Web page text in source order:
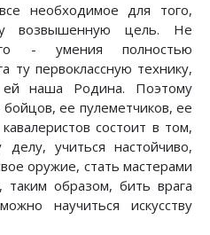
необходимое для того,
возвышенную цель. Не
- умения полностью
ту первоклассную технику,
ей наша Родина. Поэтому
ее пулеметчиков, ее
состоит в том,
учиться настойчиво,
оружие, стать мастерами
таким образом, бить врага
научиться искусству